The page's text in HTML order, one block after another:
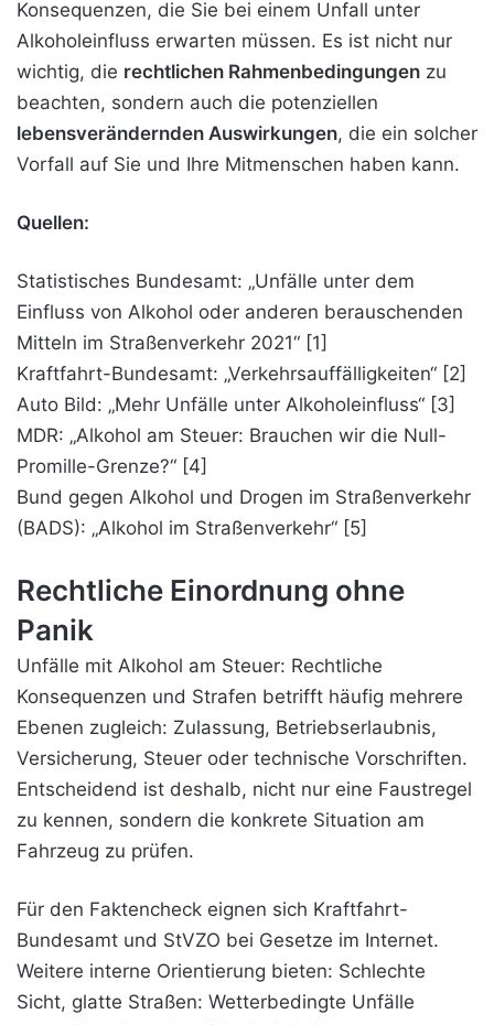
Konsequenzen, die Sie bei einem Unfall unter
Alkoholeinfluss erwarten müssen. Es ist nicht nur
wichtig, die rechtlichen Rahmenbedingungen zu
beachten, sondern auch die potenziellen
lebensverändernden Auswirkungen, die ein solcher
Vorfall auf Sie und Ihre Mitmenschen haben kann.
Quellen:
Statistisches Bundesamt: „Unfälle unter dem
Einfluss von Alkohol oder anderen berauschenden
Mitteln im Straßenverkehr 2021“ [1]
Kraftfahrt-Bundesamt: „Verkehrsauffälligkeiten“ [2]
Auto Bild: „Mehr Unfälle unter Alkoholeinfluss“ [3]
MDR: „Alkohol am Steuer: Brauchen wir die Null-
Promille-Grenze?“ [4]
Bund gegen Alkohol und Drogen im Straßenverkehr
(BADS): „Alkohol im Straßenverkehr“ [5]
Rechtliche Einordnung ohne
Panik
Unfälle mit Alkohol am Steuer: Rechtliche
Konsequenzen und Strafen betrifft häufig mehrere
Ebenen zugleich: Zulassung, Betriebserlaubnis,
Versicherung, Steuer oder technische Vorschriften.
Entscheidend ist deshalb, nicht nur eine Faustregel
zu kennen, sondern die konkrete Situation am
Fahrzeug zu prüfen.
Für den Faktencheck eignen sich Kraftfahrt-
Bundesamt und StVZO bei Gesetze im Internet.
Weitere interne Orientierung bieten: Schlechte
Sicht, glatte Straßen: Wetterbedingte Unfälle